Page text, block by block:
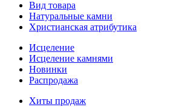
Вид товара
Натуральные камни
Христианская атрибутика
Исцеление
Исцеление камнями
Новинки
Распродажа
Хиты продаж